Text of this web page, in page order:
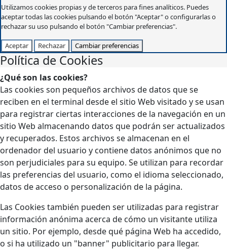
Utilizamos cookies propias y de terceros para fines analíticos. Puedes
aceptar todas las cookies pulsando el botón "Aceptar" o configurarlas o
rechazar su uso pulsando el botón "Cambiar preferencias".
Aceptar Rechazar Cambiar preferencias
Política de Cookies
¿Qué son las cookies?
Las cookies son pequeños archivos de datos que se
reciben en el terminal desde el sitio Web visitado y se usan
para registrar ciertas interacciones de la navegación en un
sitio Web almacenando datos que podrán ser actualizados
y recuperados. Estos archivos se almacenan en el
ordenador del usuario y contiene datos anónimos que no
son perjudiciales para su equipo. Se utilizan para recordar
las preferencias del usuario, como el idioma seleccionado,
datos de acceso o personalización de la página.
Las Cookies también pueden ser utilizadas para registrar
información anónima acerca de cómo un visitante utiliza
un sitio. Por ejemplo, desde qué página Web ha accedido,
o si ha utilizado un "banner" publicitario para llegar.